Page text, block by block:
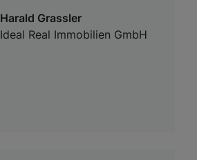
Harald Grassler
Ideal Real Immobilien GmbH